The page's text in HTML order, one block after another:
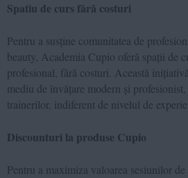
Spatiu de curs fără costuri
Pentru a susține comunitatea de
beauty, Academia Cupio oferă spații de
profesional, fără costuri. Această
mediu de învățare modern și
trainerilor, indiferent de nivelul de
Discounturi la produse Cupio
Pentru a maximiza valoarea sesiunilor